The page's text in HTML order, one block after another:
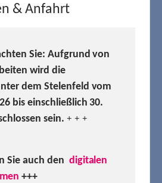
& Anfahrt
Sie: Aufgrund von
wird die
dem Stelenfeld vom
bis einschließlich 30.
sein. + + +
Sie auch den digitalen
+++